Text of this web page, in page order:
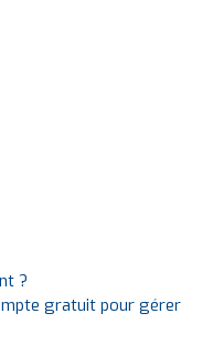
?
gratuit pour gérer